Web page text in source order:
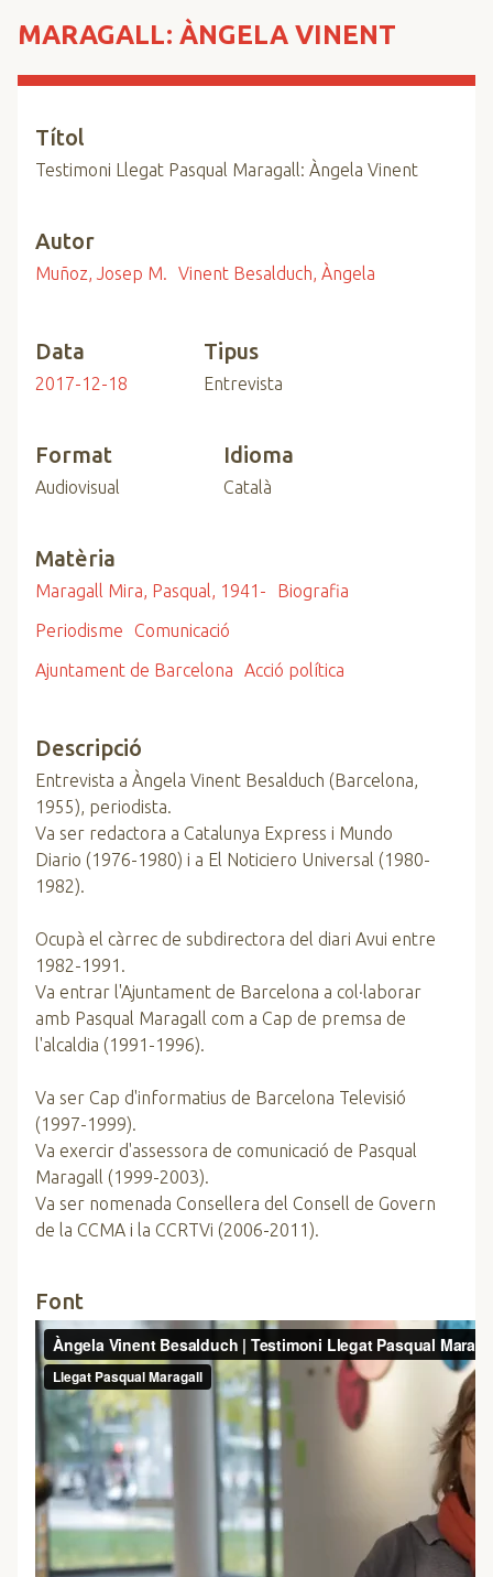
MARAGALL: ÀNGELA VINENT
Títol
Testimoni Llegat Pasqual Maragall: Àngela Vinent
Autor
Muñoz, Josep M. Vinent Besalduch, Àngela
Data
2017-12-18
Tipus
Entrevista
Format
Audiovisual
Idioma
Català
Matèria
Maragall Mira, Pasqual, 1941-
Biografia
Periodisme
Comunicació
Ajuntament de Barcelona
Acció política
Descripció
Entrevista a Àngela Vinent Besalduch (Barcelona,
1955), periodista.
Va ser redactora a Catalunya Express i Mundo
Diario (1976-1980) i a El Noticiero Universal (1980-
1982).
Ocupà el càrrec de subdirectora del diari Avui entre
1982-1991.
Va entrar l'Ajuntament de Barcelona a col·laborar
amb Pasqual Maragall com a Cap de premsa de
l'alcaldia (1991-1996).
Va ser Cap d'informatius de Barcelona Televisió
(1997-1999).
Va exercir d'assessora de comunicació de Pasqual
Maragall (1999-2003).
Va ser nomenada Consellera del Consell de Govern
de la CCMA i la CCRTVi (2006-2011).
Font